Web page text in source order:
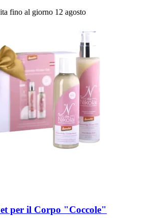
fino al giorno 12 agosto
per il Corpo "Coccole"